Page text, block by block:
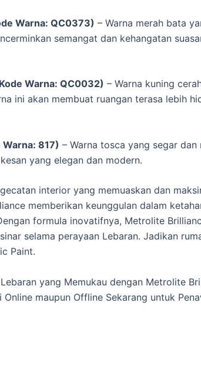
Warna: QC0373) – Warna merah bata
semangat dan kehangatan
Warna: QC0032) – Warna kuning
ini akan membuat ruangan terasa lebih
817) – Warna tosca yang segar
yang elegan dan modern.
interior yang memuaskan dan
memberikan keunggulan dalam
formula inovatifnya, Metrolite
selama perayaan Lebaran. Jadikan
Paint.
yang Memukau dengan Metrolite
Online maupun Offline Sekarang untuk